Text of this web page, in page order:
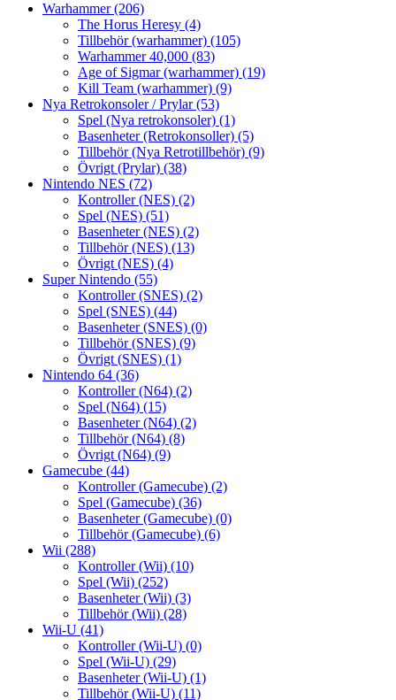
Warhammer(206)
The Horus Heresy (4)
Tillbehör (warhammer) (105)
Warhammer 40,000 (83)
Age of Sigmar (warhammer) (19)
Kill Team (warhammer) (9)
Nya Retrokonsoler / Prylar(53)
Spel (Nya retrokonsoler) (1)
Basenheter (Retrokonsoller) (5)
Tillbehör (Nya Retrotillbehör) (9)
Övrigt (Prylar) (38)
Nintendo NES (72)
Kontroller (NES) (2)
Spel (NES) (51)
Basenheter (NES) (2)
Tillbehör (NES) (13)
Övrigt (NES) (4)
Super Nintendo (55)
Kontroller (SNES) (2)
Spel (SNES) (44)
Basenheter (SNES) (0)
Tillbehör (SNES) (9)
Övrigt (SNES) (1)
Nintendo 64 (36)
Kontroller (N64) (2)
Spel (N64) (15)
Basenheter (N64) (2)
Tillbehör (N64) (8)
Övrigt (N64) (9)
Gamecube (44)
Kontroller (Gamecube) (2)
Spel (Gamecube) (36)
Basenheter (Gamecube) (0)
Tillbehör (Gamecube) (6)
Wii (288)
Kontroller (Wii) (10)
Spel (Wii) (252)
Basenheter (Wii) (3)
Tillbehör (Wii) (28)
Wii-U (41)
Kontroller (Wii-U) (0)
Spel (Wii-U) (29)
Basenheter (Wii-U) (1)
Tillbehör (Wii-U) (11)